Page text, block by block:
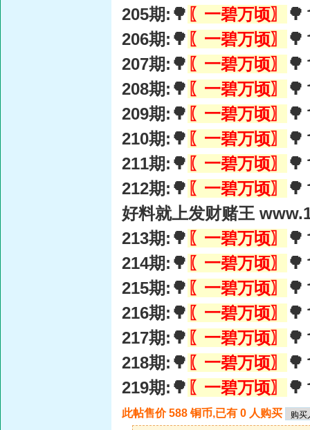
205期:🌳 〖一碧万顷〗
206期:🌳 〖一碧万顷〗
207期:🌳 〖一碧万顷〗
208期:🌳 〖一碧万顷〗
209期:🌳 〖一碧万顷〗
210期:🌳 〖一碧万顷〗
211期:🌳 〖一碧万顷〗
212期:🌳 〖一碧万顷〗
好料就上发财赌王
213期:🌳 〖一碧万顷〗
214期:🌳 〖一碧万顷〗
215期:🌳 〖一碧万顷〗
216期:🌳 〖一碧万顷〗
217期:🌳 〖一碧万顷〗
218期:🌳 〖一碧万顷〗
219期:🌳 〖一碧万顷〗
此帖售价 588 铜币,已有 0 人购买